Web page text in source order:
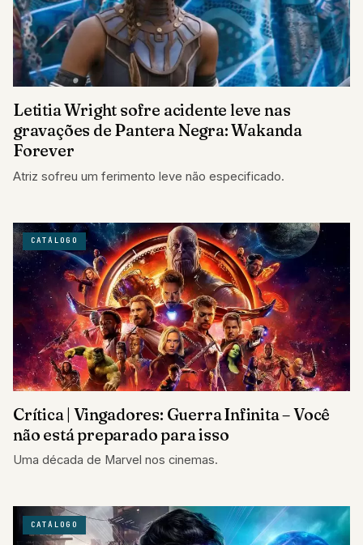
Letitia Wright sofre acidente leve nas
gravações de Pantera Negra: Wakanda
Forever
Atriz sofreu um ferimento leve não especificado.
CATÁLOGO
Crítica | Vingadores: Guerra Infinita – Você
não está preparado para isso
Uma década de Marvel nos cinemas.
CATÁLOGO